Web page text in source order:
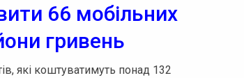
66 мобільних
гривень
які коштуватимуть понад 132